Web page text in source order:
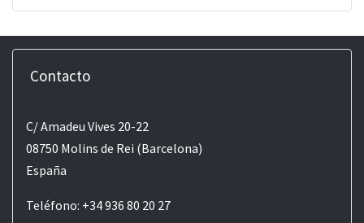
Contacto
C/ Amadeu Vives 20-22
08750 Molins de Rei (Barcelona)
España
Teléfono: +34 936 80 20 27